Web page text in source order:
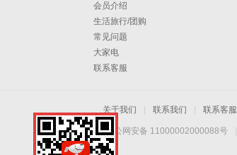
会员介绍
生活旅行/团购
常见问题
大家电
联系客服
关于我们 联系我们 联系客服
京公网安备 11000002000088号